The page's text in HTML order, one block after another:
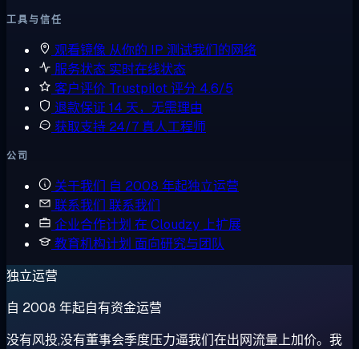
工具与信任
观看镜像 从你的 IP 测试我们的网络
服务状态 实时在线状态
客户评价 Trustpilot 评分 4.6/5
退款保证 14 天，无需理由
获取支持 24/7 真人工程师
公司
关于我们 自 2008 年起独立运营
联系我们 联系我们
企业合作计划 在 Cloudzy 上扩展
教育机构计划 面向研究与团队
独立运营
自 2008 年起自有资金运营
没有风投,没有董事会季度压力逼我们在出网流量上加价。我